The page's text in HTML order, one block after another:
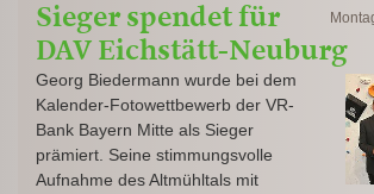
Sieger spendet für
DAV Eichstätt-Neuburg
Georg Biedermann wurde bei dem
Kalender-Fotowettbewerb der VR-
Bank Bayern Mitte als Sieger
prämiert. Seine stimmungsvolle
Aufnahme des Altmühltals mit